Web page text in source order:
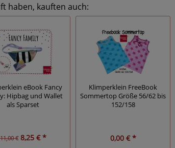
haben, kauften auch:
eBook Fancy
Hipbag und Wallet
als Sparset
11,00 €8,25 € *
Klimperklein FreeBook
Sommertop Größe 56/62 bis
152/158
0,00 € *